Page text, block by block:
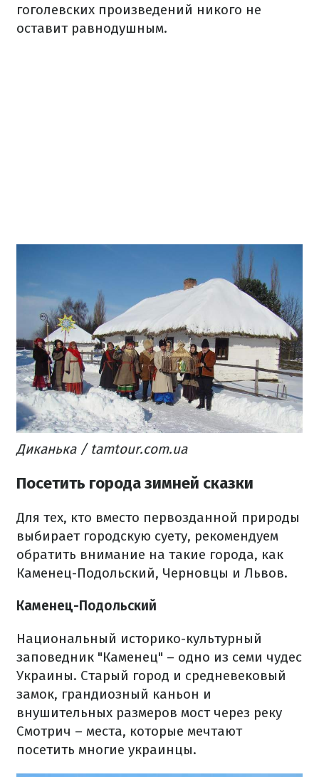
гоголевских произведений никого не
оставит равнодушным.
Диканька / tamtour.com.ua
Посетить города зимней сказки
Для тех, кто вместо первозданной природы
выбирает городскую суету, рекомендуем
обратить внимание на такие города, как
Каменец-Подольский, Черновцы и Львов.
Каменец-Подольский
Национальный историко-культурный
заповедник "Каменец" – одно из семи чудес
Украины. Старый город и средневековый
замок, грандиозный каньон и
внушительных размеров мост через реку
Смотрич – места, которые мечтают
посетить многие украинцы.